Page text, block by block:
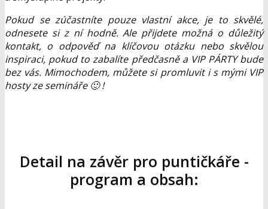
Pokud se zúčastníte pouze vlastní akce, je to skvělé,
odnesete si z ní hodně. Ale přijdete možná o důležitý
kontakt, o odpověď na klíčovou otázku nebo skvělou
inspiraci, pokud to zabalíte předčasně a VIP PÁRTY bude
bez vás. Mimochodem, můžete si promluvit i s mými VIP
hosty ze semináře 🙂 !
Detail na závěr pro puntičkáře -
program a obsah: